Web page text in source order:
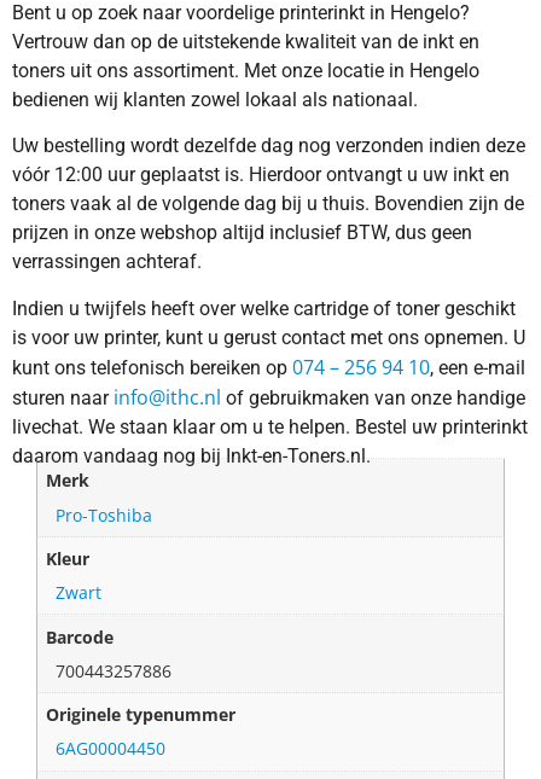
Bent u op zoek naar voordelige printerinkt in Hengelo?
Vertrouw dan op de uitstekende kwaliteit van de inkt en
toners uit ons assortiment. Met onze locatie in Hengelo
bedienen wij klanten zowel lokaal als nationaal.
Uw bestelling wordt dezelfde dag nog verzonden indien deze
vóór 12:00 uur geplaatst is. Hierdoor ontvangt u uw inkt en
toners vaak al de volgende dag bij u thuis. Bovendien zijn de
prijzen in onze webshop altijd inclusief BTW, dus geen
verrassingen achteraf.
Indien u twijfels heeft over welke cartridge of toner geschikt
is voor uw printer, kunt u gerust contact met ons opnemen. U
kunt ons telefonisch bereiken op 074 – 256 94 10, een e-mail
sturen naar info@ithc.nl of gebruikmaken van onze handige
livechat. We staan klaar om u te helpen. Bestel uw printerinkt
daarom vandaag nog bij Inkt-en-Toners.nl.
Merk
Pro-Toshiba
Kleur
Zwart
Barcode
700443257886
Originele typenummer
6AG00004450